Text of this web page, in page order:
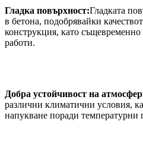
Гладка повърхност:Гладката
в бетона, подобрявайки
конструкция, като
работи.
Добра устойчивост на
различни климатични условия,
напукване поради температурни